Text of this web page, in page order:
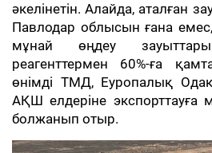
әкелінетін. Алайда, аталған
Павлодар облысын ғана
мұнай өңдеу
реагенттермен 60%-ға
өнімді ТМД, Еуропалық
АҚШ елдеріне экспорттауға
болжанып отыр.